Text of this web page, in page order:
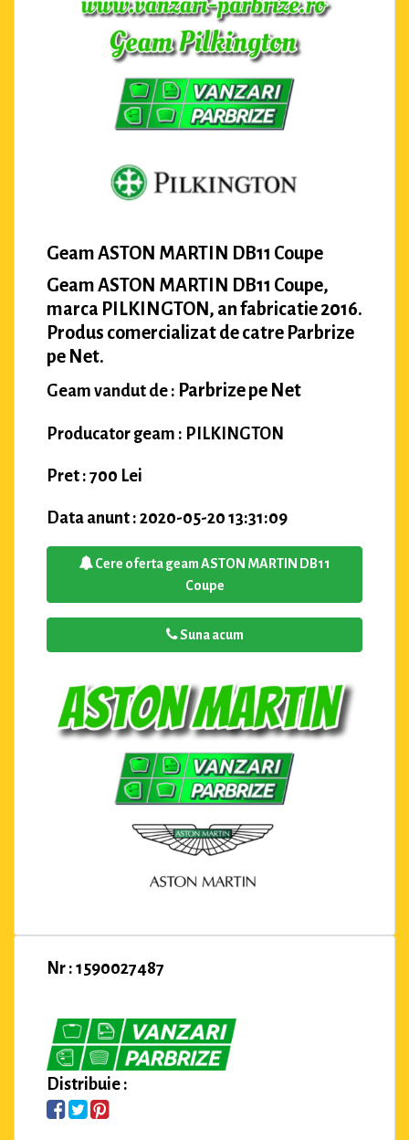
Geam ASTON MARTIN DB11 Coupe
Geam ASTON MARTIN DB11 Coupe,
marca PILKINGTON, an fabricatie 2016.
Produs comercializat de catre Parbrize
pe Net.
Geam vandut de : Parbrize pe Net
Producator geam : PILKINGTON
Pret : 700 Lei
Data anunt : 2020-05-20 13:31:09
Cere oferta geam ASTON MARTIN DB11
Coupe
Suna acum
Nr : 1590027487
Distribuie :